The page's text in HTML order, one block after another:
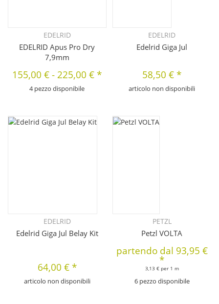
EDELRID
EDELRID Apus Pro Dry
7,9mm
155,00 €- 225,00 € *
4 pezzo disponibile
EDELRID
Edelrid Giga Jul
58,50 € *
articolo non disponibili
EDELRID
Edelrid Giga Jul Belay Kit
64,00 € *
articolo non disponibili
PETZL
Petzl VOLTA
partendo dal 93,95 €
*
3,13 € per 1 m
6 pezzo disponibile